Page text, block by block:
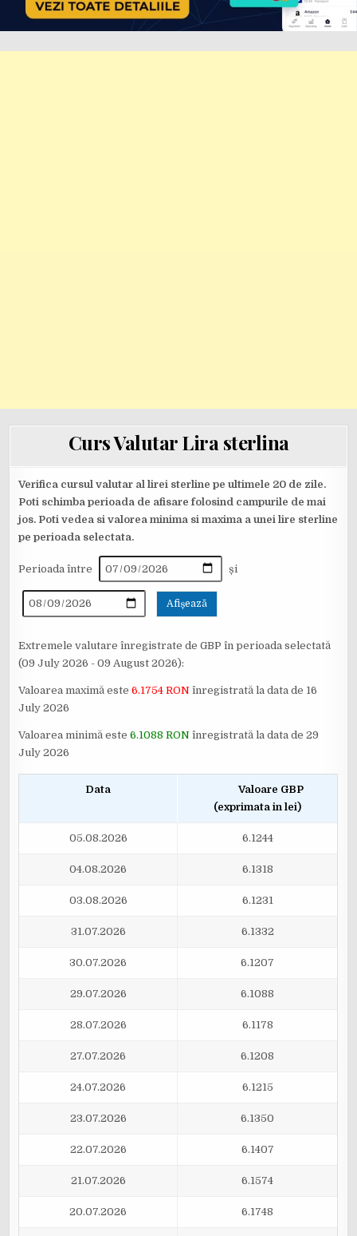
Curs Valutar Lira sterlina
Verifica cursul valutar al lirei sterline pe ultimele 20 de zile.
Poti schimba perioada de afisare folosind campurile de mai
jos. Poti vedea si valorea minima si maxima a unei lire sterline
pe perioada selectata.
Perioada între și
Extremele valutare înregistrate de GBP în perioada selectată
(09 July 2026 - 09 August 2026):
Valoarea maximă este6.1754 RON înregistrată la data de 16
July 2026
Valoarea minimă este6.1088 RON înregistrată la data de 29
July 2026
Data
Valoare GBP
(exprimata in lei)
05.08.2026 6.1244
04.08.2026 6.1318
03.08.2026 6.1231
31.07.2026 6.1332
30.07.2026 6.1207
29.07.2026 6.1088
28.07.2026 6.1178
27.07.2026 6.1208
24.07.2026 6.1215
23.07.2026 6.1350
22.07.2026 6.1407
21.07.2026 6.1574
20.07.2026 6.1748